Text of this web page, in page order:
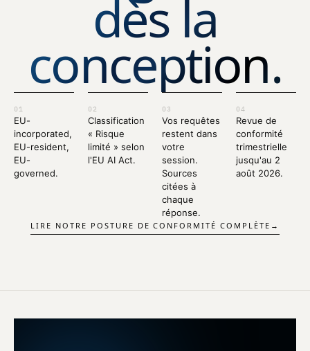
dès la
conception.
01
EU-
incorporated,
EU-resident,
EU-
governed.
02
Classification
« Risque
limité » selon
l'EU AI Act.
03
Vos requêtes
restent dans
votre
session.
Sources
citées à
chaque
réponse.
04
Revue de
conformité
trimestrielle
jusqu'au 2
août 2026.
LIRE NOTRE POSTURE DE CONFORMITÉ COMPLÈTE →